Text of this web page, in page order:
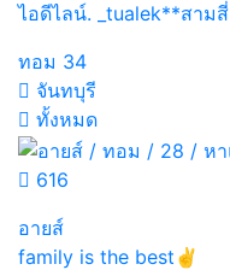
ไอดีไลน์. _tualek**สามสี่
ทอม 34
จันทบุรี
ทั้งหมด
616
อายส์
family is the best✌